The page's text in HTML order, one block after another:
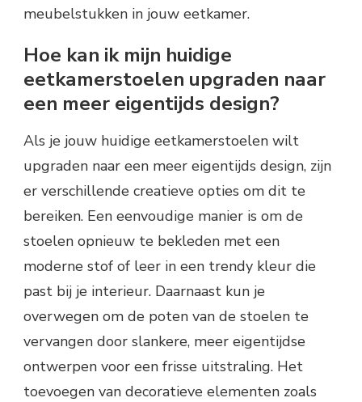
meubelstukken in jouw eetkamer.
Hoe kan ik mijn huidige
eetkamerstoelen upgraden naar
een meer eigentijds design?
Als je jouw huidige eetkamerstoelen wilt
upgraden naar een meer eigentijds design, zijn
er verschillende creatieve opties om dit te
bereiken. Een eenvoudige manier is om de
stoelen opnieuw te bekleden met een
moderne stof of leer in een trendy kleur die
past bij je interieur. Daarnaast kun je
overwegen om de poten van de stoelen te
vervangen door slankere, meer eigentijdse
ontwerpen voor een frisse uitstraling. Het
toevoegen van decoratieve elementen zoals